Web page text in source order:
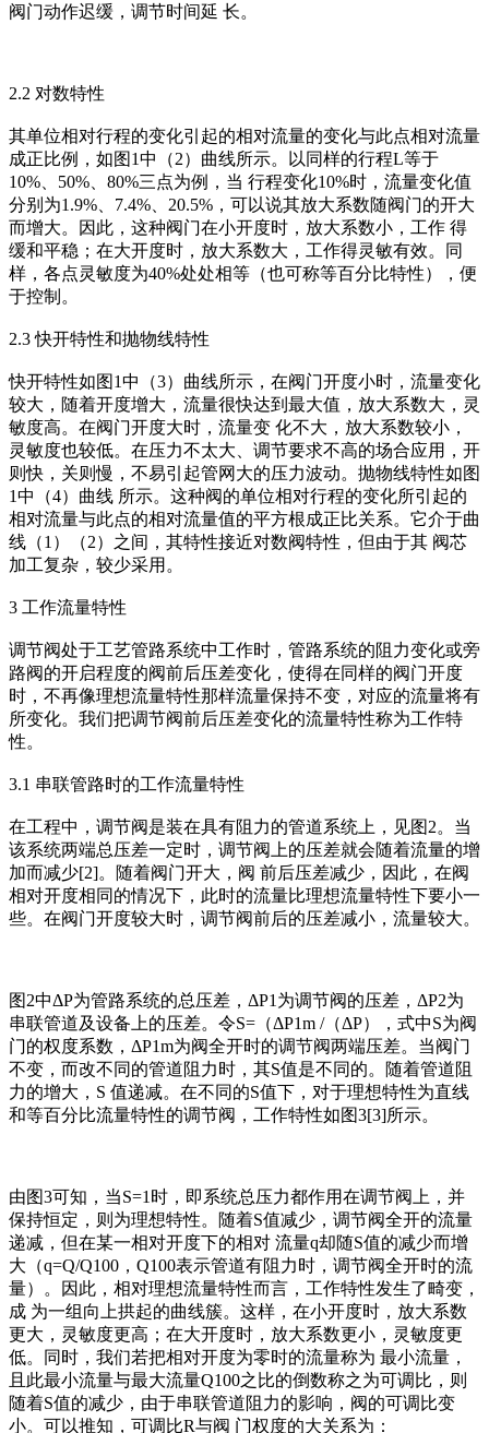
阀门动作迟缓，调节时间延 长。
2.2 对数特性
其单位相对行程的变化引起的相对流量的变化与此点相对流量
成正比例，如图1中（2）曲线所示。以同样的行程L等于
10%、50%、80%三点为例，当 行程变化10%时，流量变化值
分别为1.9%、7.4%、20.5%，可以说其放大系数随阀门的开大
而增大。因此，这种阀门在小开度时，放大系数小，工作 得
缓和平稳；在大开度时，放大系数大，工作得灵敏有效。同
样，各点灵敏度为40%处处相等（也可称等百分比特性），便
于控制。
2.3 快开特性和抛物线特性
快开特性如图1中（3）曲线所示，在阀门开度小时，流量变化
较大，随着开度增大，流量很快达到最大值，放大系数大，灵
敏度高。在阀门开度大时，流量变 化不大，放大系数较小，
灵敏度也较低。在压力不太大、调节要求不高的场合应用，开
则快，关则慢，不易引起管网大的压力波动。抛物线特性如图
1中（4）曲线 所示。这种阀的单位相对行程的变化所引起的
相对流量与此点的相对流量值的平方根成正比关系。它介于曲
线（1）（2）之间，其特性接近对数阀特性，但由于其 阀芯
加工复杂，较少采用。
3 工作流量特性
调节阀处于工艺管路系统中工作时，管路系统的阻力变化或旁
路阀的开启程度的阀前后压差变化，使得在同样的阀门开度
时，不再像理想流量特性那样流量保持不变，对应的流量将有
所变化。我们把调节阀前后压差变化的流量特性称为工作特
性。
3.1 串联管路时的工作流量特性
在工程中，调节阀是装在具有阻力的管道系统上，见图2。当
该系统两端总压差一定时，调节阀上的压差就会随着流量的增
加而减少[2]。随着阀门开大，阀 前后压差减少，因此，在阀
相对开度相同的情况下，此时的流量比理想流量特性下要小一
些。在阀门开度较大时，调节阀前后的压差减小，流量较大。
图2中ΔP为管路系统的总压差，ΔP1为调节阀的压差，ΔP2为
串联管道及设备上的压差。令S=（ΔP1m /（ΔP），式中S为阀
门的权度系数，ΔP1m为阀全开时的调节阀两端压差。当阀门
不变，而改不同的管道阻力时，其S值是不同的。随着管道阻
力的增大，S 值递减。在不同的S值下，对于理想特性为直线
和等百分比流量特性的调节阀，工作特性如图3[3]所示。
由图3可知，当S=1时，即系统总压力都作用在调节阀上，并
保持恒定，则为理想特性。随着S值减少，调节阀全开的流量
递减，但在某一相对开度下的相对 流量q却随S值的减少而增
大（q=Q/Q100，Q100表示管道有阻力时，调节阀全开时的流
量）。因此，相对理想流量特性而言，工作特性发生了畸变，
成 为一组向上拱起的曲线簇。这样，在小开度时，放大系数
更大，灵敏度更高；在大开度时，放大系数更小，灵敏度更
低。同时，我们若把相对开度为零时的流量称为 最小流量，
且此最小流量与最大流量Q100之比的倒数称之为可调比，则
随着S值的减少，由于串联管道阻力的影响，阀的可调比变
小。可以推知，可调比R与阀 门权度的大关系为：